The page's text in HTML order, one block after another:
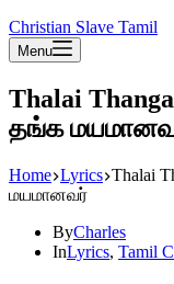
Christian Slave Tamil
Menu
Thalai
தங்க
Home Lyrics Thalai
மயமானவர்
ByCharles
InLyrics, Tamil